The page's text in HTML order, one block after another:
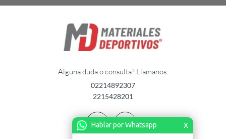
Hablar por Whatsapp X
Alguna duda o consulta? Llamanos:
02214892307
2215428201